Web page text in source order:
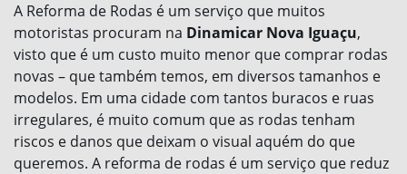
A Reforma de Rodas é um serviço que muitos
motoristas procuram na Dinamicar Nova Iguaçu,
visto que é um custo muito menor que comprar rodas
novas – que também temos, em diversos tamanhos e
modelos. Em uma cidade com tantos buracos e ruas
irregulares, é muito comum que as rodas tenham
riscos e danos que deixam o visual aquém do que
queremos. A reforma de rodas é um serviço que reduz